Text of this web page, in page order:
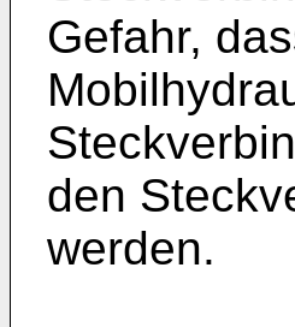
Gefahr,
den
werden.